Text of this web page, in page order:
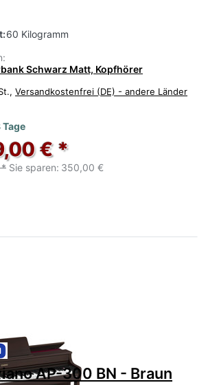
60 Kilogramm
Schwarz Matt, Kopfhörer
Versandkostenfrei (DE) - andere Länder
€ *
* Sie sparen: 350,00 €
Produkt liegen noch keine
AP-300 BN - Braun